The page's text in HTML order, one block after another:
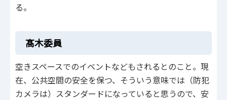
る。
髙木委員
空きスペースでのイベントなどもされるとのこと。現
在、公共空間の安全を保つ、そういう意味では（防犯
カメラは）スタンダードになっていると思うので、安